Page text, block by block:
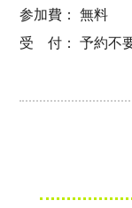
参加費： 無料
受 付： 予約不